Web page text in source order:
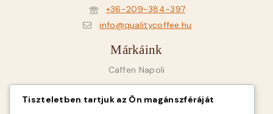
+36-209-384-397
info@qualitycoffee.hu
Márkáink
Caffen Napoli
Goriziana Caffé
SAB Italy
Tiszteletben tartjuk az Ön magánszféráját